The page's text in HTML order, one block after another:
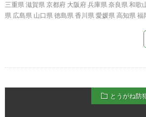
三重県 滋賀県 京都府 大阪府 兵庫県 奈良県 和歌
県 広島県 山口県 徳島県 香川県 愛媛県 高知県 福
とうがね防